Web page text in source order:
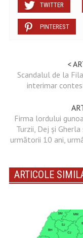
TWITTER
PINTEREST
<
Scandalul de la
interimar
Firma lordului
Turzii, Dej și
următorii 10 ani,
ARTICOLE